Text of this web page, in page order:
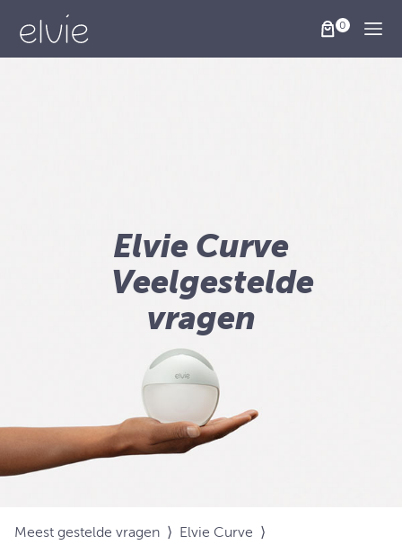
Elvie Curve
Veelgestelde
vragen
Meest gestelde vragen ⟩ Elvie Curve ⟩